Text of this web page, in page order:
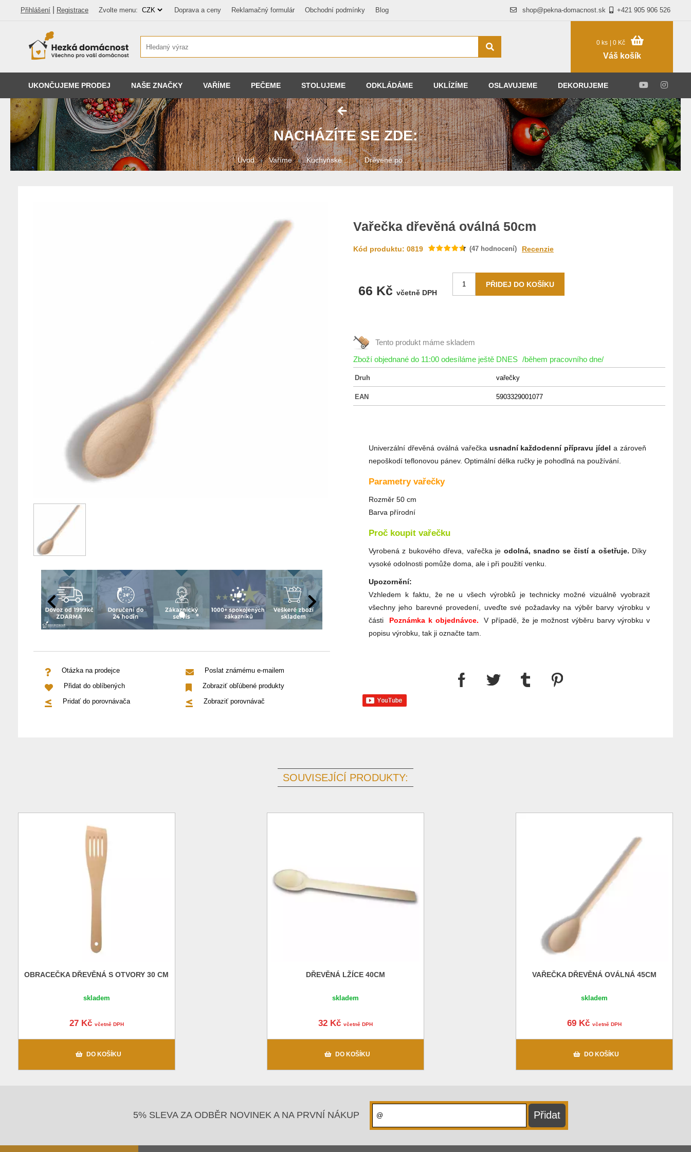
Přihlášení Registrace Zvolte menu: Doprava a ceny Reklamačný formulár Obchodní podmínky Blog +421 905 906 526
shop@pekna-domacnost.sk
0 ks | 0 Kč
Váš košík
UKONČUJEME PRODEJ NAŠE ZNAČKY VAŘÍME PEČEME STOLUJEME ODKLÁDÁME UKLÍZÍME OSLAVUJEME DEKORUJEME
NACHÁZÍTE SE ZDE:
Úvod Vaříme Kuchyňské ... Drěvené po... Vařečka d...
Otázka na prodejce
Poslat známému e-mailem
Přidat do oblíbených
Zobraziť obľúbené produkty
Pridať do porovnávača
Zobraziť porovnávač
Vařečka dřevěná oválná 50cm
Kód produktu: 0819 (47 hodnocení) Recenzie
66 Kč včetně DPH
Tento produkt máme skladem
Zboží objednané do 11:00 odesíláme ještě DNES /během pracovního dne/
Druh vařečky
EAN 5903329001077
Univerzální dřevěná oválná vařečka usnadní každodenní přípravu jídel a zároveň
nepoškodí teflonovou pánev. Optimální délka ručky je pohodlná na používání.
Parametry vařečky
Rozměr 50 cm
Barva přírodní
Proč koupit vařečku
Vyrobená z bukového dřeva, vařečka je odolná, snadno se čistí a ošetřuje. Díky
vysoké odolnosti pomůže doma, ale i při použití venku.
Upozornění:
Vzhledem k faktu, že ne u všech výrobků je technicky možné vizuálně vyobrazit
všechny jeho barevné provedení, uveďte své požadavky na výběr barvy výrobku v
části Poznámka k objednávce.
V případě, že je možnost výběru barvy výrobku v
popisu výrobku, tak ji označte tam.
SOUVISEJÍCÍ PRODUKTY:
OBRACEČKA DŘEVĚNÁ S OTVORY 30 CM
skladem
27 Kč včetně DPH
DO KOŠÍKU
DŘEVĚNÁ LŽÍCE 40CM
skladem
32 Kč včetně DPH
DO KOŠÍKU
VAŘEČKA DŘEVĚNÁ OVÁLNÁ 45CM
skladem
69 Kčvčetně DPH
DO KOŠÍKU
5% SLEVA ZA ODBĚR NOVINEK A NA PRVNÍ NÁKUP